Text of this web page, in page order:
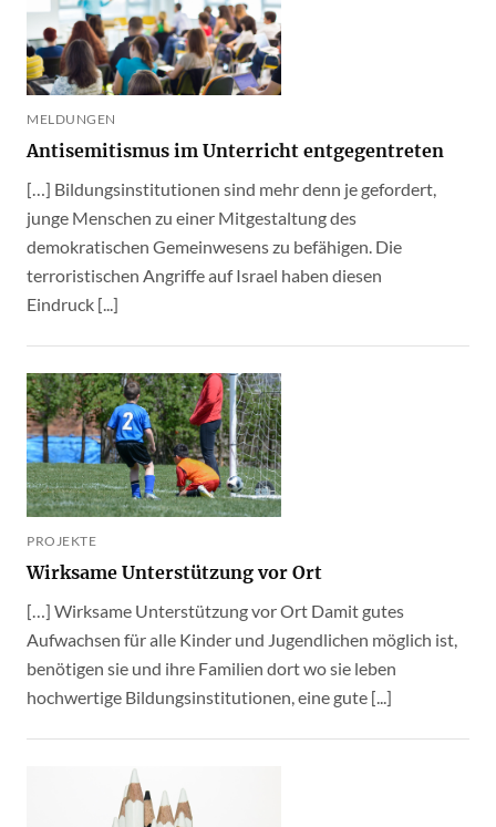
MELDUNGEN
Antisemitismus im Unterricht entgegentreten
[…] Bildungsinstitutionen sind mehr denn je gefordert,
junge Menschen zu einer Mitgestaltung des
demokratischen Gemeinwesens zu befähigen. Die
terroristischen Angriffe auf Israel haben diesen
Eindruck [...]
PROJEKTE
Wirksame Unterstützung vor Ort
[…] Wirksame Unterstützung vor Ort Damit gutes
Aufwachsen für alle Kinder und Jugendlichen möglich ist,
benötigen sie und ihre Familien dort wo sie leben
hochwertige Bildungsinstitutionen, eine gute [...]